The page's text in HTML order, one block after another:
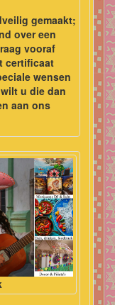
gemaakt;
over een
vooraf
certificaat
wensen
u die dan
aan ons